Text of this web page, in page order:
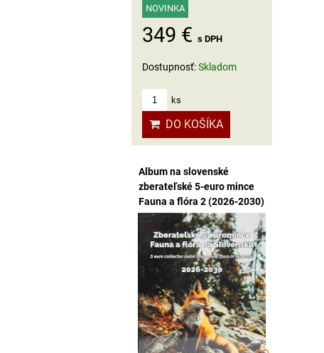
NOVINKA
349 € s DPH
Dostupnosť:Skladom
ks
DO KOŠÍKA
Album na slovenské
zberateľské 5-euro mince
Fauna a flóra 2 (2026-2030)